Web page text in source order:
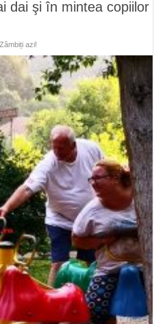
dai şi în mintea copiilor
Zâmbiți azi!